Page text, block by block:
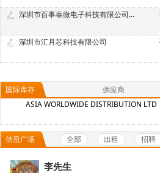
深圳市百事泰微电子科技有限公司销售三部
深圳市汇月芯科技有限公司
国际库存 供应商
ASIA WORLDWIDE DISTRIBUTION LTD
信息广场 全部 出租 招聘
李先生